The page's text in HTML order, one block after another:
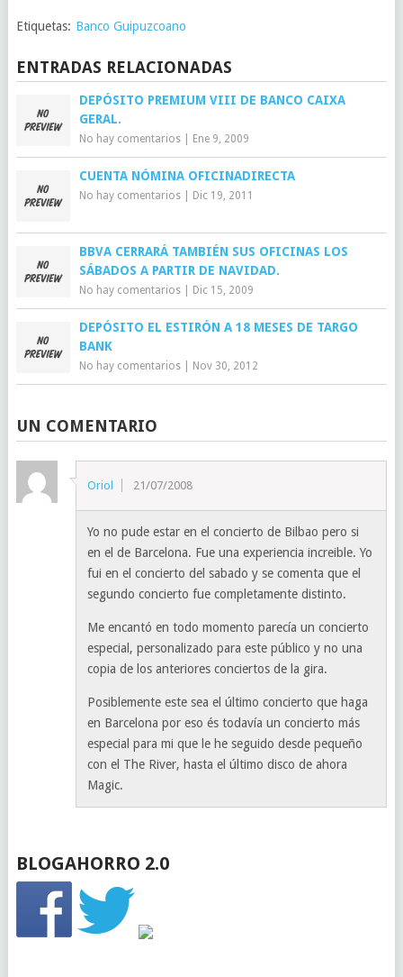
Etiquetas: Banco Guipuzcoano
ENTRADAS RELACIONADAS
DEPÓSITO PREMIUM VIII DE BANCO CAIXA
GERAL.
No hay comentarios| Ene 9, 2009
CUENTA NÓMINA OFICINADIRECTA
No hay comentarios| Dic 19, 2011
BBVA CERRARÁ TAMBIÉN SUS OFICINAS LOS
SÁBADOS A PARTIR DE NAVIDAD.
No hay comentarios| Dic 15, 2009
DEPÓSITO EL ESTIRÓN A 18 MESES DE TARGO
BANK
No hay comentarios| Nov 30, 2012
UN COMENTARIO
Oriol 21/07/2008
Yo no pude estar en el concierto de Bilbao pero si
en el de Barcelona. Fue una experiencia increible. Yo
fui en el concierto del sabado y se comenta que el
segundo concierto fue completamente distinto.
Me encantó en todo momento parecía un concierto
especial, personalizado para este público y no una
copia de los anteriores conciertos de la gira.
Posiblemente este sea el último concierto que haga
en Barcelona por eso és todavía un concierto más
especial para mi que le he seguido desde pequeño
con el The River, hasta el último disco de ahora
Magic.
BLOGAHORRO 2.0